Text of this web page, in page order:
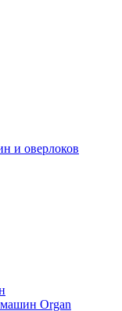
и оверлоков
Organ